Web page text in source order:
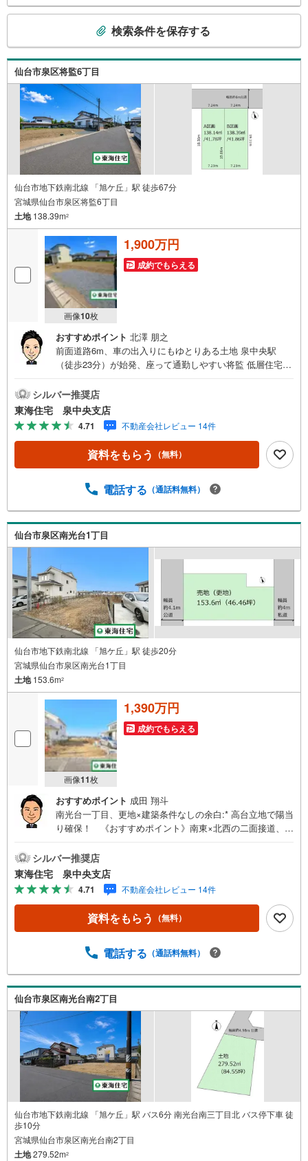
検
索
条
受
け
取
る
・
を
存
す
る
検索条件を保存する
仙台市泉区将監6丁目
仙台市地下鉄南北線 「旭ケ丘」駅 徒歩67分
宮城県仙台市泉区将監6丁目
土地138.39m2
画像10枚
1,900万円
成約でもらえる
おすすめポイント 北澤 朋之
前面道路6m、車の出入りにもゆとりある土地 泉中央駅
（徒歩23分）が始発、座って通勤しやすい将監 低層住宅街
い、扱いやすい整形地《おすすめポイント》子どもの成長
に合わせた間取りを描ける土地！南側の光を住まいに取り
込みやすい北道路！更地渡しで、建築計画を進めやすい将
監の土地！地下鉄始発駅を生活圏にする、静かな住宅街
《周辺環境》泉中央駅（徒歩23分）《ご予約・ご案内につ
いて》お仕事終わりや、ご出勤前などの早朝・夜間の営業
ます！《ご相談・ご案内の目安》住宅ローン相談のみ 約3
時間～約2時間 ※1件～3件ご見学の場合 現地お待ち合わせ
でのご案内も対応可能
シルバー推奨店
東海住宅 泉中央支店
4.71 不動産会社レビュー 14件
資料をもらう （無料）
電話する （通話料無料）
仙台市泉区南光台1丁目
仙台市地下鉄南北線 「旭ケ丘」駅 徒歩20分
宮城県仙台市泉区南光台1丁目
土地153.6m2
画像11枚
1,390万円
成約でもらえる
おすすめポイント 成田 翔斗
南光台一丁目、更地×建築条件なしの余白:* 高台立地で陽当
り確保！ 《おすすめポイント》南東×北西の二面接道、動
負担軽減 私道持分あり、通行の安心感を確保！《周辺環
境》 ザ・ビッグ 仙台南光台店まで徒歩13分 南光台一丁目
公園まで徒歩6分 南光台保育園まで徒歩3分《ご予約・ご案
内について》お仕事終わりや、ご出勤前などの早朝・夜間
の営業時間外でもあなたのご要望に合わせて、ご対応させ
て頂きます！《ご相談・ご案内の目安》住宅ローン相談の
学 約1時間～約2時間 ※1件～3件ご見学の場合 現地お待
シルバー推奨店
東海住宅 泉中央支店
4.71 不動産会社レビュー 14件
資料をもらう （無料）
電話する （通話料無料）
仙台市泉区南光台南2丁目
仙台市地下鉄南北線 「旭ケ丘」駅 バス6分 南光台南三丁目北 バス停下車 徒
歩10分
宮城県仙台市泉区南光台南2丁目
土地279.52m2